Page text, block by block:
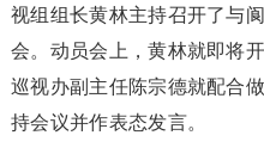
视组组长黄林主持召开了与
会。动员会上，黄林就即将
巡视办副主任陈宗德就配合
持会议并作表态发言。